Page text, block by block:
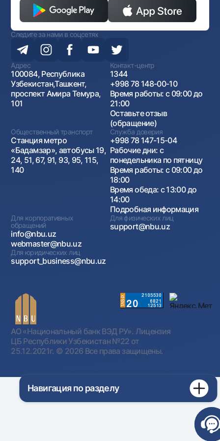
Навигация по разделу
Следите за нами в соцсетях
Адрес
100084, Республика
Узбекистан,Ташкент,
проспект Амира Темура,
101
Контакт-центр
1344
+998 78 148-00-10
Время работы: с 09:00 до
21:00
Оставьте отзыв
(обращение)
Общественный транспорт
Станция метро
«Бадамзар», автобусы 19,
24, 51, 67, 91, 93, 95, 115,
140
Служба доверия
+998 78 147-15-04
Рабочие дни: с
понедельника по пятницу
Время работы: с 09:00 до
18:00
Время обеда: с 13:00 до
14:00
Подробная информация
Для корпоративных
обращений
info@nbu.uz
webmaster@nbu.uz
Для физических лиц
support@nbu.uz
Для юридических лиц
support_business@nbu.uz
АО «Национальный банк ВЭД РУ». Лицензия
ЦБ Республики Узбекистан №22 от
25.12.2021г. © 2026 Все права защищены.